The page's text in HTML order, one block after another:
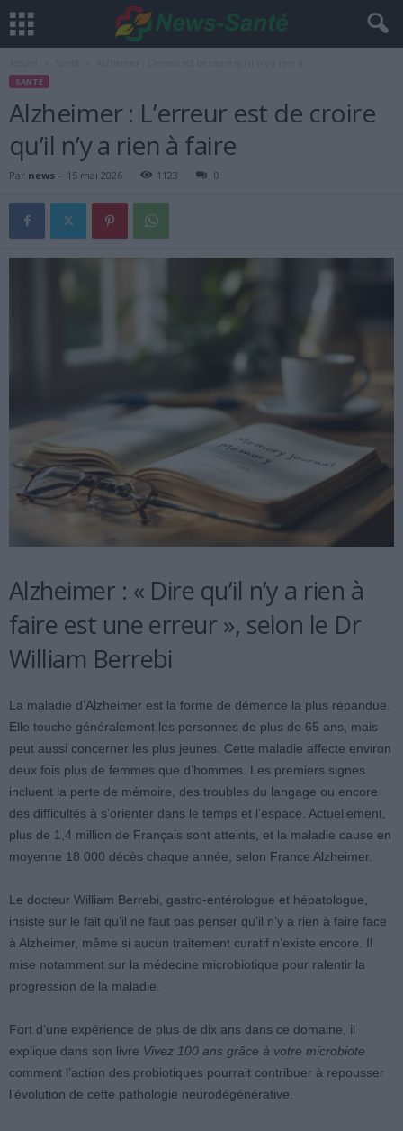
SANTÉ
Alzheimer : L’erreur est de croire
qu’il n’y a rien à faire
Par news - 15 mai 2026 1123 0
Alzheimer : « Dire qu’il n’y a rien à
faire est une erreur », selon le Dr
William Berrebi
La maladie d’Alzheimer est la forme de démence la plus répandue.
Elle touche généralement les personnes de plus de 65 ans, mais
peut aussi concerner les plus jeunes. Cette maladie affecte environ
deux fois plus de femmes que d’hommes. Les premiers signes
incluent la perte de mémoire, des troubles du langage ou encore
des difficultés à s’orienter dans le temps et l’espace. Actuellement,
plus de 1,4 million de Français sont atteints, et la maladie cause en
moyenne 18 000 décès chaque année, selon France Alzheimer.
Le docteur William Berrebi, gastro-entérologue et hépatologue,
insiste sur le fait qu’il ne faut pas penser qu’il n’y a rien à faire face
à Alzheimer, même si aucun traitement curatif n’existe encore. Il
mise notamment sur la médecine microbiotique pour ralentir la
progression de la maladie.
Fort d’une expérience de plus de dix ans dans ce domaine, il
explique dans son livre Vivez 100 ans grâce à votre microbiote
comment l’action des probiotiques pourrait contribuer à repousser
l’évolution de cette pathologie neurodégénérative.